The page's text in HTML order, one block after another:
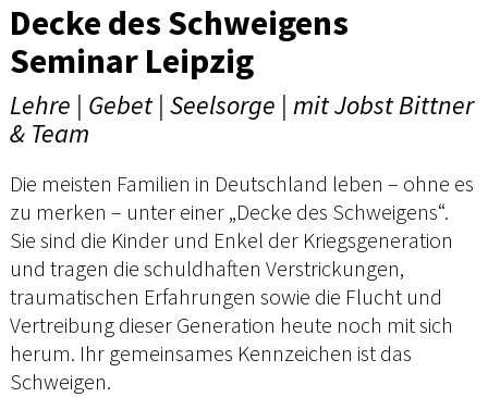
Decke des Schweigens
Seminar Leipzig
Lehre | Gebet | Seelsorge | mit Jobst Bittner
& Team
Die meisten Familien in Deutschland leben – ohne es
zu merken – unter einer „Decke des Schweigens“.
Sie sind die Kinder und Enkel der Kriegsgeneration
und tragen die schuldhaften Verstrickungen,
traumatischen Erfahrungen sowie die Flucht und
Vertreibung dieser Generation heute noch mit sich
herum. Ihr gemeinsames Kennzeichen ist das
Schweigen.